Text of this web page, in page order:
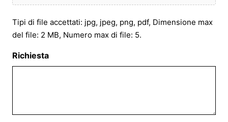
Tipi di file accettati: jpg, jpeg, png, pdf, Dimensione max
del file: 2 MB, Numero max di file: 5.
Richiesta